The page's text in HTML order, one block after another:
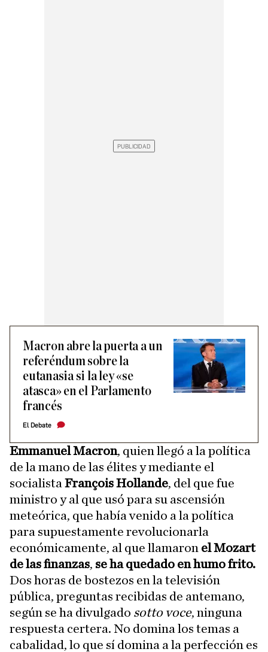
Macron abre la puerta a un
referéndum sobre la
eutanasia si la ley «se
atasca» en el Parlamento
francés
El Debate
Emmanuel Macron, quien llegó a la política
de la mano de las élites y mediante el
socialista François Hollande, del que fue
ministro y al que usó para su ascensión
meteórica, que había venido a la política
para supuestamente revolucionarla
económicamente, al que llamaron el Mozart
de las finanzas, se ha quedado en humo frito.
Dos horas de bostezos en la televisión
pública, preguntas recibidas de antemano,
según se ha divulgado sotto voce, ninguna
respuesta certera. No domina los temas a
cabalidad, lo que sí domina a la perfección es